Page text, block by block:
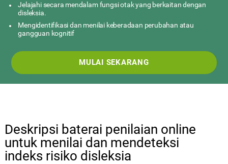
Jelajahi secara mendalam fungsi otak yang berkaitan dengan
disleksia.
Mengidentifikasi dan menilai keberadaan perubahan atau
gangguan kognitif
MULAI SEKARANG
Deskripsi baterai penilaian online
untuk menilai dan mendeteksi
indeks risiko disleksia